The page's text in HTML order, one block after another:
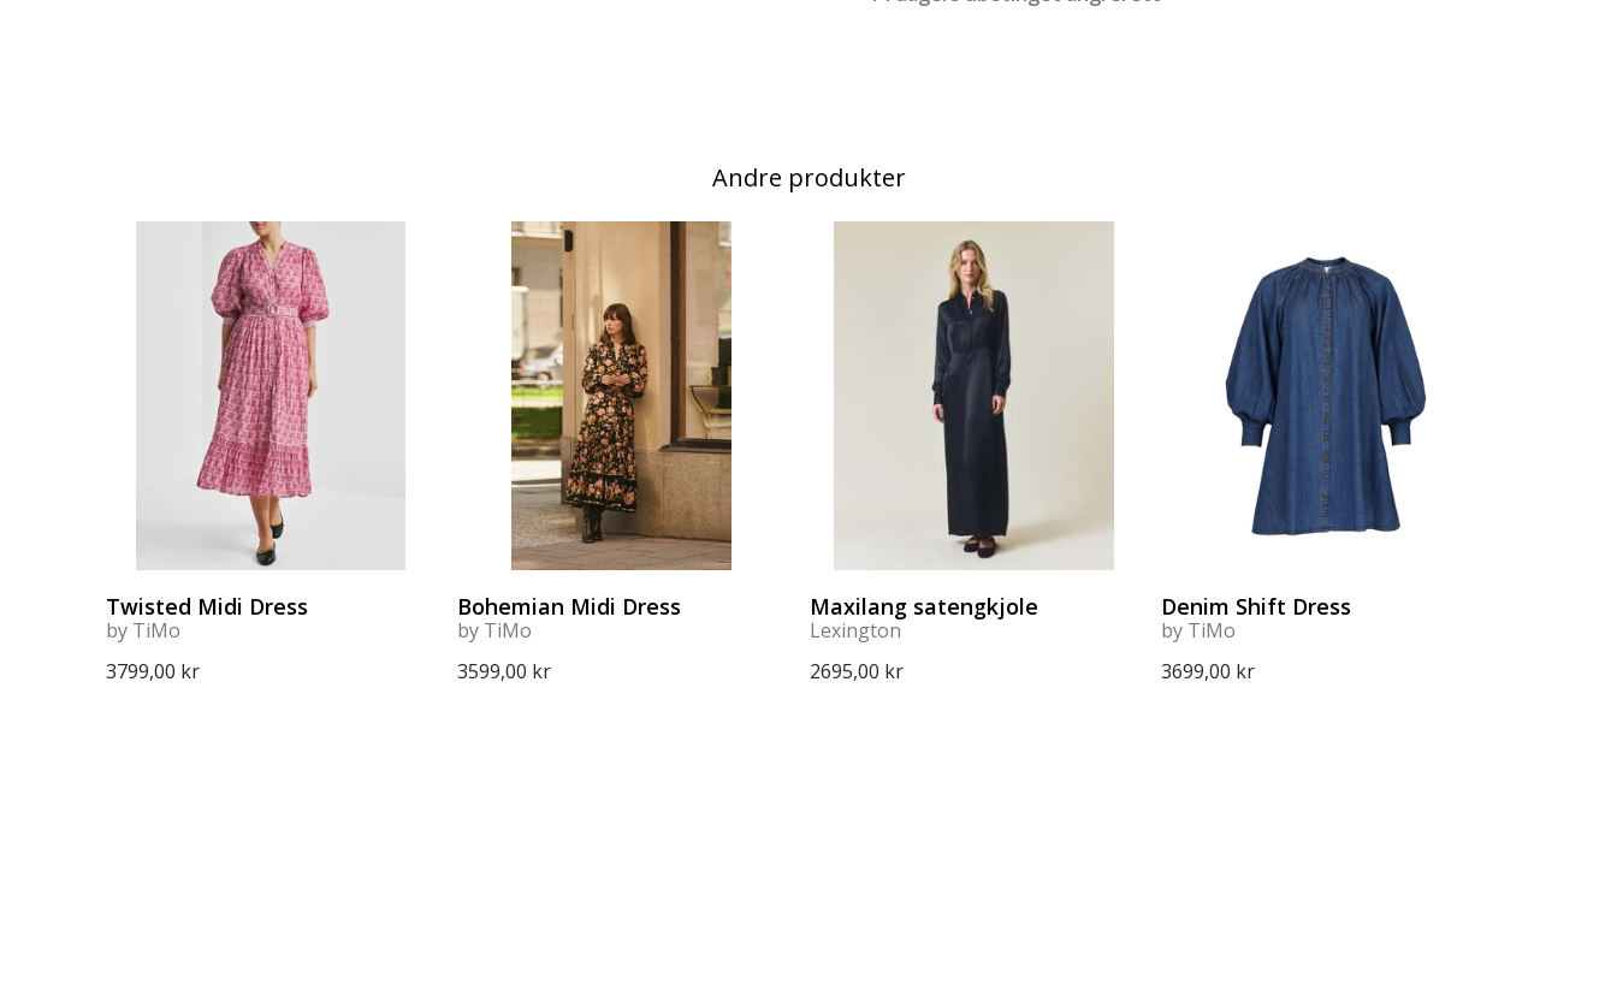
Andre produkter
Twisted Midi Dress
by TiMo
3799,00 kr
Bohemian Midi Dress
by TiMo
3599,00 kr
Maxilang satengkjole
Lexington
2695,00 kr
Denim Shift Dress
by TiMo
3699,00 kr